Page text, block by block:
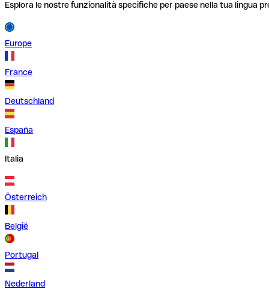
Esplora le nostre funzionalità specifiche per paese nella tua lingua
Europe
France
Deutschland
España
Italia
Österreich
België
Portugal
Nederland